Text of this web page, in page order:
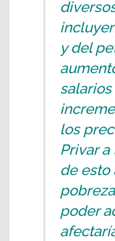
y del
los
Privar
de esto
poder